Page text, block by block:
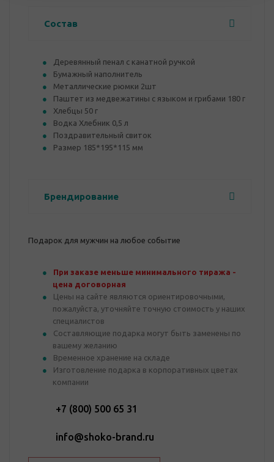
Состав
Деревянный пенал с канатной ручкой
Бумажный наполнитель
Металлические рюмки 2шт
Паштет из медвежатины с языком и грибами 180 г
Хлебцы 50 г
Водка Хлебник 0,5 л
Поздравительный свиток
Размер 185*195*115 мм
Брендирование
Подарок для мужчин на любое событие
При заказе меньше минимального тиража -
цена договорная
Цены на сайте являются ориентировочными,
пожалуйста, уточняйте точную стоимость у наших
специалистов
Составляющие подарка могут быть заменены по
вашему желанию
Временное хранение на складе
Изготовление подарка в корпоративных цветах
компании
+7 (800) 500 65 31
info@shoko-brand.ru